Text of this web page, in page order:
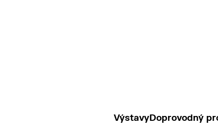
VýstavyDoprovodný